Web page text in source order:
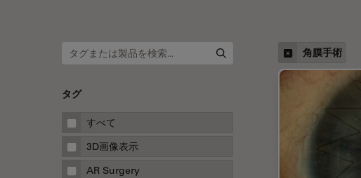
タグ
すべて
3D画像表示
AR Surgery
角膜手術